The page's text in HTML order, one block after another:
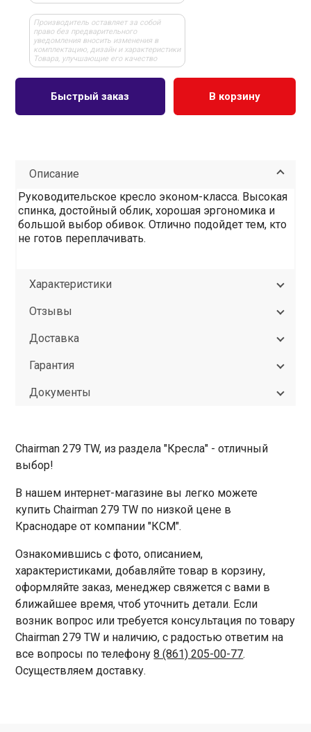
Производитель оставляет за собой
право без предварительного
уведомления вносить изменения в
комплектацию, дизайн и характеристики
Товара, улучшающие его качество
В корзину
Быстрый заказ
Описание
Руководительское кресло эконом-класса. Высокая
спинка, достойный облик, хорошая эргономика и
большой выбор обивок. Отлично подойдет тем, кто
не готов переплачивать.
Характеристики
Отзывы
Доставка
Гарантия
Документы
Chairman 279 TW, из раздела "Кресла" - отличный
выбор!
В нашем интернет-магазине вы легко можете
купить Chairman 279 TW по низкой цене в
Краснодаре от компании "КСМ".
Ознакомившись с фото, описанием,
характеристиками, добавляйте товар в корзину,
оформляйте заказ, менеджер свяжется с вами в
ближайшее время, чтоб уточнить детали. Если
возник вопрос или требуется консультация по товару
Chairman 279 TW и наличию, с радостью ответим на
все вопросы по телефону8 (861) 205-00-77.
Осуществляем доставку.